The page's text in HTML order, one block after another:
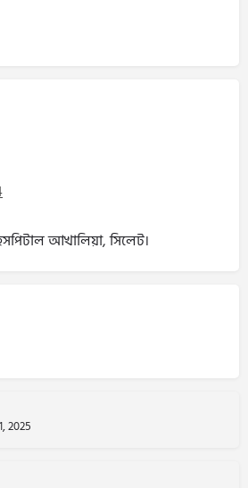
আখালিয়া, সিলেট।
2025